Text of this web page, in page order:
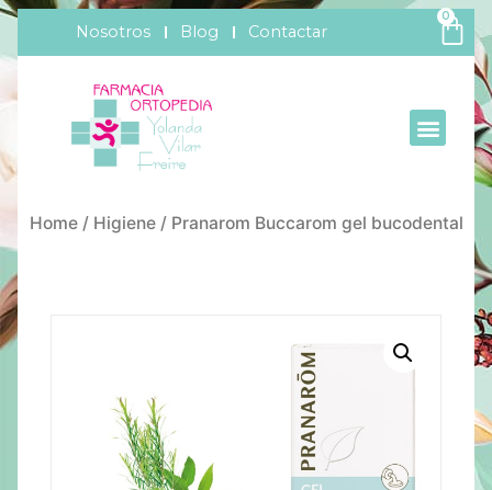
Nosotros Blog Contactar
0
Home/ Higiene/ Pranarom Buccarom gel bucodental